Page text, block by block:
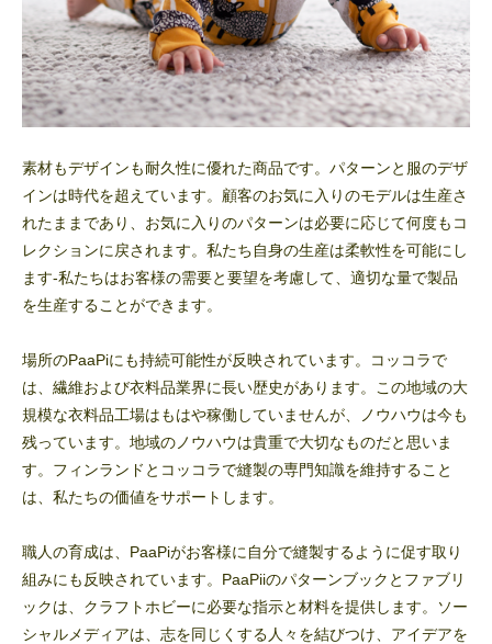
素材もデザインも耐久性に優れた商品です。パターンと服のデザ
インは時代を超えています。顧客のお気に入りのモデルは生産さ
れたままであり、お気に入りのパターンは必要に応じて何度もコ
レクションに戻されます。私たち自身の生産は柔軟性を可能にし
ます-私たちはお客様の需要と要望を考慮して、適切な量で製品
を生産することができます。
場所のPaaPiにも持続可能性が反映されています。コッコラで
は、繊維および衣料品業界に長い歴史があります。この地域の大
規模な衣料品工場はもはや稼働していませんが、ノウハウは今も
残っています。地域のノウハウは貴重で大切なものだと思いま
す。フィンランドとコッコラで縫製の専門知識を維持すること
は、私たちの価値をサポートします。
職人の育成は、PaaPiがお客様に自分で縫製するように促す取り
組みにも反映されています。PaaPiiのパターンブックとファブリ
ックは、クラフトホビーに必要な指示と材料を提供します。ソー
シャルメディアは、志を同じくする人々を結びつけ、アイデアを